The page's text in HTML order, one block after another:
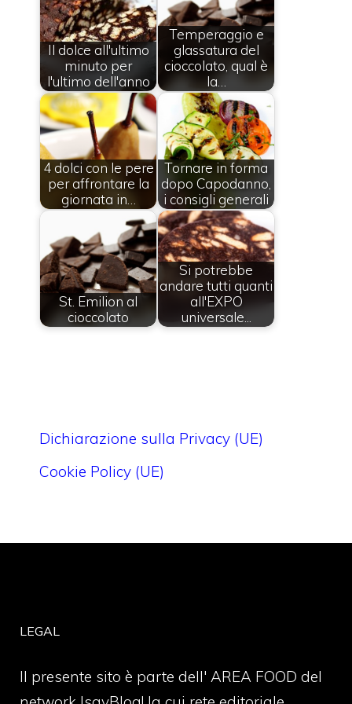
Il dolce all'ultimo
minuto per
l'ultimo dell'anno
Temperaggio e
glassatura del
cioccolato, qual è
la…
4 dolci con le pere
per affrontare la
giornata in…
Tornare in forma
dopo Capodanno,
i consigli generali
St. Emilion al
cioccolato
Si potrebbe
andare tutti quanti
all'EXPO
universale...
Dichiarazione sulla Privacy (UE)
Cookie Policy (UE)
LEGAL
Il presente sito è parte dell' AREA FOOD del